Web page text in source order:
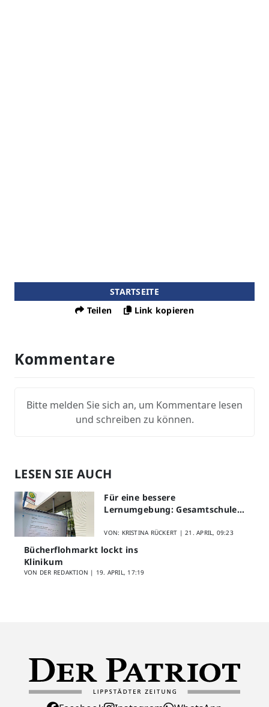
STARTSEITE
Teilen
Link kopieren
Kommentare
Bitte melden Sie sich an, um Kommentare lesen
und schreiben zu können.
LESEN SIE AUCH
Für eine bessere
Lernumgebung: Gesamtschule
Schülerfeedback
VON: KRISTINA RÜCKERT |21. APRIL, 09:23
Bücherflohmarkt lockt ins
Klinikum
VON DER REDAKTION | 19. APRIL, 17:19